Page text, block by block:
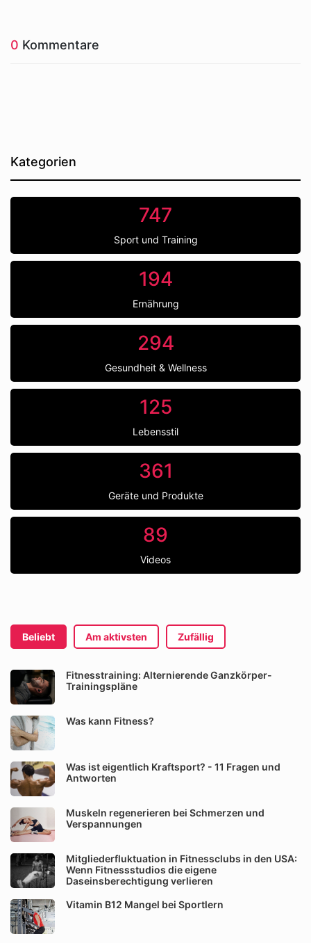
0 Kommentare
Kategorien
747
Sport und Training
194
Ernährung
294
Gesundheit & Wellness
125
Lebensstil
361
Geräte und Produkte
89
Videos
Beliebt Am aktivsten Zufällig
Fitnesstraining: Alternierende Ganzkörper-
Trainingspläne
Was kann Fitness?
Was ist eigentlich Kraftsport? - 11 Fragen und
Antworten
Muskeln regenerieren bei Schmerzen und
Verspannungen
Mitgliederfluktuation in Fitnessclubs in den USA:
Wenn Fitnessstudios die eigene
Daseinsberechtigung verlieren
Vitamin B12 Mangel bei Sportlern